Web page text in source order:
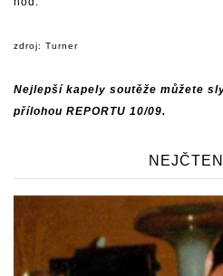
zdroj: Turner
Nejlepší kapely soutěže můžete
přílohou REPORTU 10/09.